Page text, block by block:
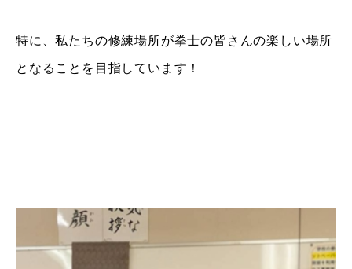
特に、私たちの修練場所が拳士の皆さんの楽しい場所
となることを目指しています！